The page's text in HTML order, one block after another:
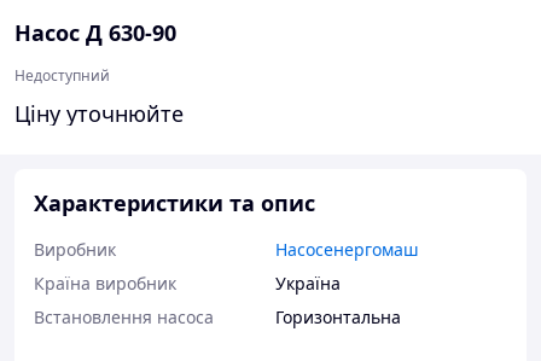
Насос Д 630-90
Недоступний
Ціну уточнюйте
Характеристики та опис
Виробник
Насосенергомаш
Країна виробник
Україна
Встановлення насоса
Горизонтальна